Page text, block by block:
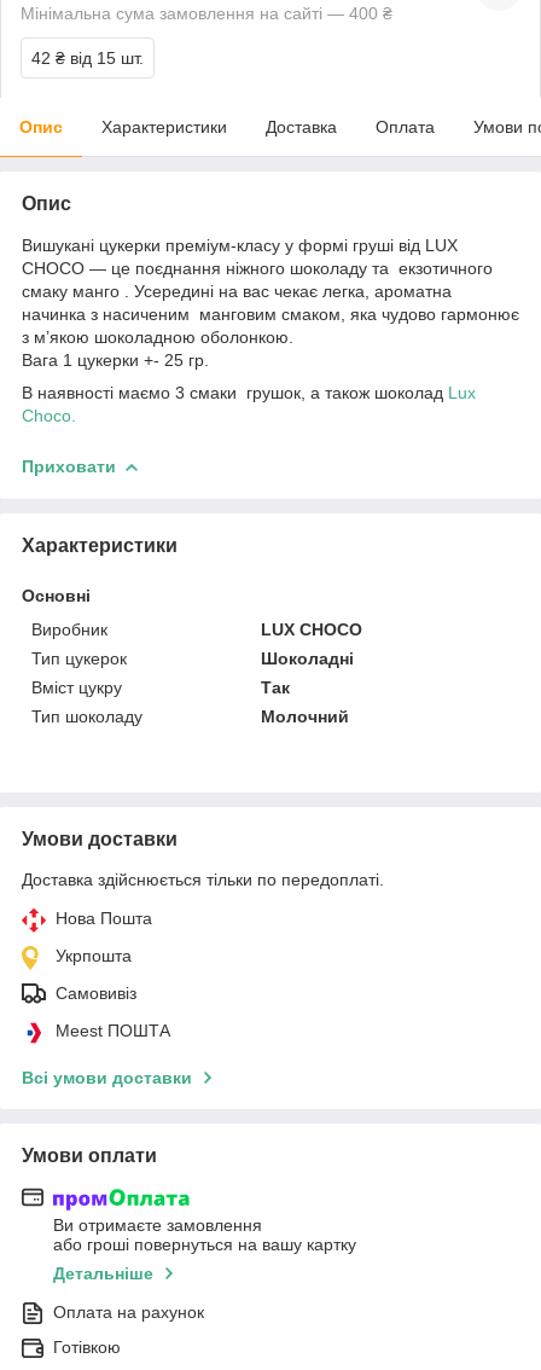
Мінімальна сума замовлення на сайті — 400 ₴
42 ₴ від 15 шт.
Опис Характеристики Доставка Оплата Умови
Опис
Вишукані цукерки преміум-класу у формі груші від LUX
CHOCO — це поєднання ніжного шоколаду та екзотичного
смаку манго . Усередині на вас чекає легка, ароматна
начинка з насиченим манговим смаком, яка чудово гармонює
з м’якою шоколадною оболонкою.
Вага 1 цукерки +- 25 гр.
В наявності маємо 3 смаки грушок, а також шоколад Lux
Choco.
Приховати
Характеристики
Основні
Виробник
LUX CHOCO
Тип цукерок
Шоколадні
Вміст цукру
Так
Тип шоколаду
Молочний
Умови доставки
Доставка здійснюється тільки по передоплаті.
Нова Пошта
Укрпошта
Самовивіз
Meest ПОШТА
Всі умови доставки
Умови оплати
Ви отримаєте замовлення
або гроші повернуться на вашу картку
Детальніше
Оплата на рахунок
Готівкою